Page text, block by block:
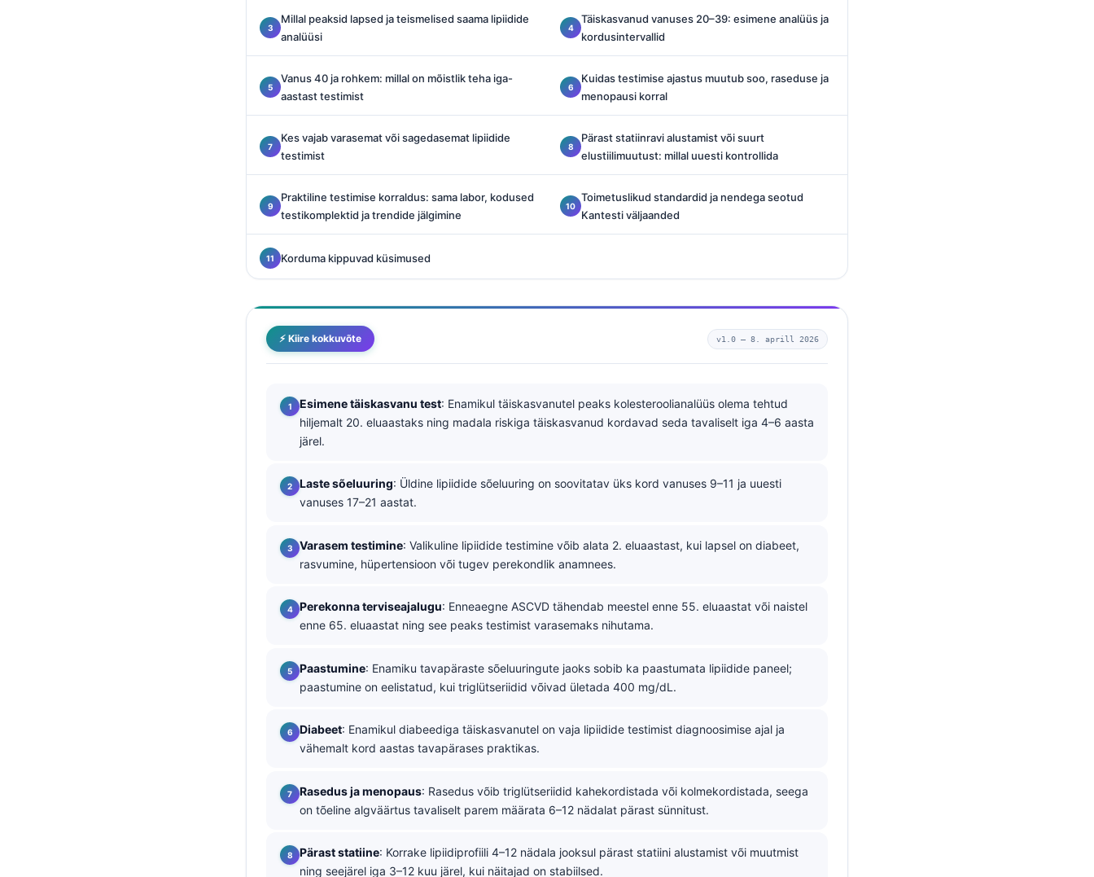
Millal peaksid lapsed ja teismelised saama lipiidide
analüüsi
Täiskasvanud vanuses 20–39: esimene analüüs ja
kordusintervallid
Vanus 40 ja rohkem: millal on mõistlik teha iga-
aastast testimist
Kuidas testimise ajastus muutub soo, raseduse ja
menopausi korral
Kes vajab varasemat või sagedasemat lipiidide
testimist
Pärast statiinravi alustamist või suurt
elustiilimuutust: millal uuesti kontrollida
Praktiline testimise korraldus: sama labor, kodused
testikomplektid ja trendide jälgimine
Toimetuslikud standardid ja nendega seotud
Kantesti väljaanded
Korduma kippuvad küsimused
⚡ Kiire kokkuvõte v1.0 — 8. aprill 2026
Esimene täiskasvanu test: Enamikul täiskasvanutel peaks kolesteroolianalüüs olema tehtud
hiljemalt 20. eluaastaks ning madala riskiga täiskasvanud kordavad seda tavaliselt iga 4–6 aasta
järel.
Laste sõeluuring: Üldine lipiidide sõeluuring on soovitatav üks kord vanuses 9–11 ja uuesti
vanuses 17–21 aastat.
Varasem testimine: Valikuline lipiidide testimine võib alata 2. eluaastast, kui lapsel on diabeet,
rasvumine, hüpertensioon või tugev perekondlik anamnees.
Perekonna terviseajalugu: Enneaegne ASCVD tähendab meestel enne 55. eluaastat või naistel
enne 65. eluaastat ning see peaks testimist varasemaks nihutama.
Paastumine: Enamiku tavapäraste sõeluuringute jaoks sobib ka paastumata lipiidide paneel;
paastumine on eelistatud, kui triglütseriidid võivad ületada 400 mg/dL.
Diabeet: Enamikul diabeediga täiskasvanutel on vaja lipiidide testimist diagnoosimise ajal ja
vähemalt kord aastas tavapärases praktikas.
Rasedus ja menopaus: Rasedus võib triglütseriidid kahekordistada või kolmekordistada, seega
on tõeline algväärtus tavaliselt parem määrata 6–12 nädalat pärast sünnitust.
Pärast statiine: Korrake lipiidiprofiili 4–12 nädala jooksul pärast statiini alustamist või muutmist
ning seejärel iga 3–12 kuu järel, kui näitajad on stabiilsed.